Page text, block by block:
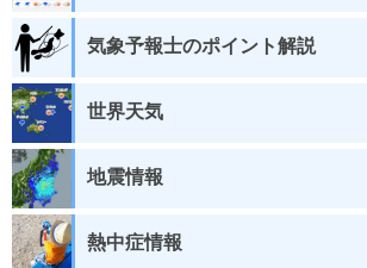
気象予報士のポイント解説
世界天気
地震情報
熱中症情報